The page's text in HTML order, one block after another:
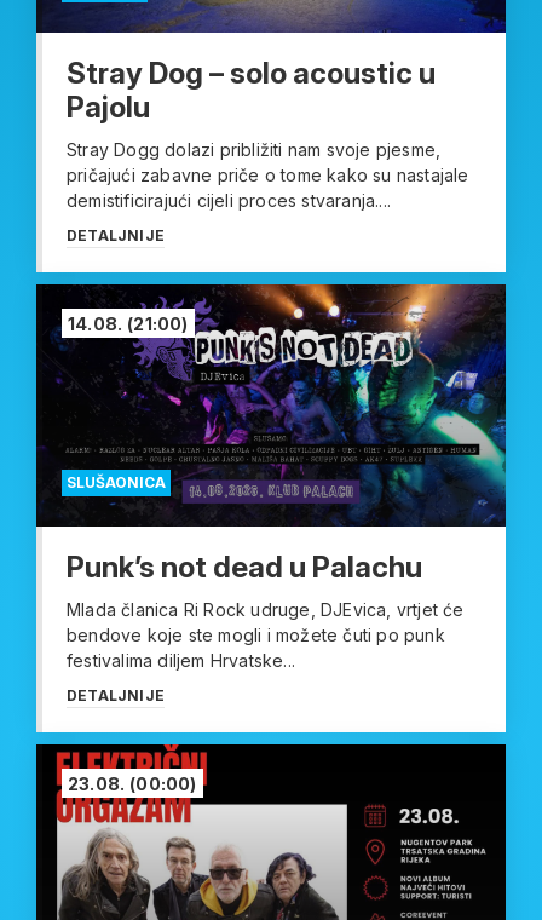
Stray Dog – solo acoustic u
Pajolu
Stray Dogg dolazi približiti nam svoje pjesme,
pričajući zabavne priče o tome kako su nastajale
demistificirajući cijeli proces stvaranja....
DETALJNIJE
SLUŠAONICA
14.08. (21:00)
Punk’s not dead u Palachu
Mlada članica Ri Rock udruge, DJEvica, vrtjet će
bendove koje ste mogli i možete čuti po punk
festivalima diljem Hrvatske...
DETALJNIJE
23.08. (00:00)